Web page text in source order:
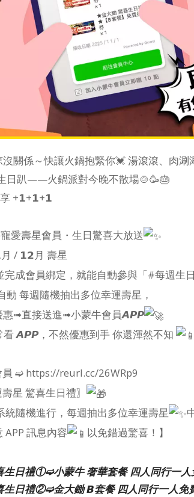
沒關係～快讓火鍋抱緊你💓 湯滾滾、肉涮
日趴——火鍋派對今晚不散場🍲🥳🎂
+𝟭+𝟭+𝟭
愛壽星會員・生日驚喜大放送
/ 𝟭𝟮月 壽星
完成會員綁定，就能自動參與「#每週生日
動 每週隨機抽出多位幸運壽星，
惠➟直接送進➟小蒙牛會員𝘼𝙋𝙋
看 𝘼𝙋𝙋，不然優惠到手 你還渾然不知
員 ➫ https://reurl.cc/26WRp9
星 驚喜生日禮〗
統隨機進行，每週抽出多位幸運壽星
APP 訊息內容
以免錯過驚喜！】
生日禮①➫小蒙牛 奢華套餐 四人同行一人
生日禮②➫金大鋤 𝘽套餐 四人同行一人免